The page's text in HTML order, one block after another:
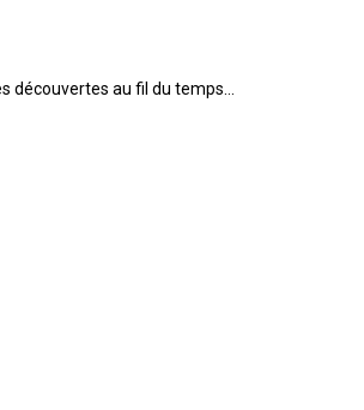
découvertes au fil du temps...